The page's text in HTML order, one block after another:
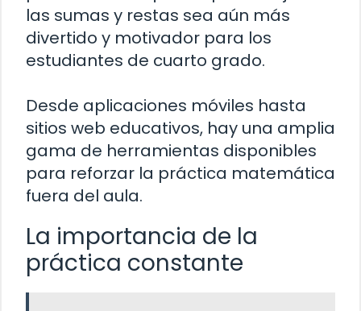
las sumas y restas sea aún más
divertido y motivador para los
estudiantes de cuarto grado.
Desde aplicaciones móviles hasta
sitios web educativos, hay una amplia
gama de herramientas disponibles
para reforzar la práctica matemática
fuera del aula.
La importancia de la
práctica constante